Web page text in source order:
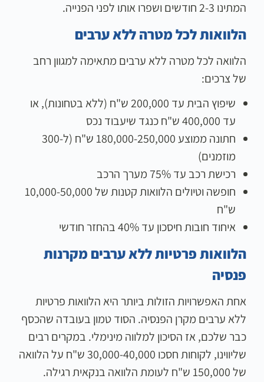
המתינו 2-3 חודשים ושפרו אותו לפני הפנייה.
הלוואות לכל מטרה ללא ערבים
הלוואה לכל מטרה ללא ערבים מתאימה למגוון רחב
של צרכים:
שיפוץ הבית עד 200,000 ש"ח (ללא בטחונות), או
עד 400,000 ש"ח כנגד שיעבוד נכס
חתונה ממוצע 180,000-250,000 ש"ח (ל-300
מוזמנים)
רכישת רכב עד 75% מערך הרכב
חופשה וטיולים הלוואות קטנות של 10,000-50,000
ש"ח
איחוד חובות חיסכון עד 40% בהחזר חודשי
הלוואות פרטיות ללא ערבים מקרנות
פנסיה
אחת האפשרויות הזולות ביותר היא הלוואות פרטיות
ללא ערבים מקרן הפנסיה. הסוד טמון בעובדה שהכסף
כבר שלכם, אז הסיכון למלווה מינימלי. במקרים רבים
שליווינו, לקוחות חסכו 30,000-40,000 ש"ח על הלוואה
של 150,000 ש"ח לעומת הלוואה בנקאית רגילה.